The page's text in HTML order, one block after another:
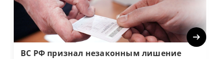
ВС РФ признал незаконным лишение
Next